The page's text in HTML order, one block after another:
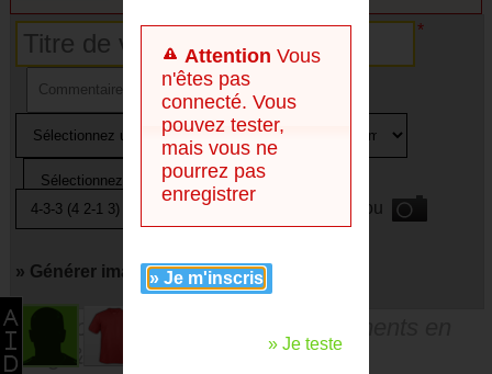
ou
» Générer image avec
Vous pouvez faire des remplacements en
drag & droppant les joueurs.
Attention Vous
n'êtes pas
connecté. Vous
pouvez tester,
mais vous ne
pourrez pas
enregistrer
» Je m'inscris
» Je teste